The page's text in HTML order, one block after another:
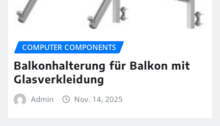
COMPUTER COMPONENTS
Balkonhalterung für Balkon mit
Glasverkleidung
Admin Nov. 14, 2025